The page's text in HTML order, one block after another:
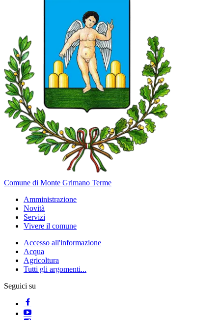
Comune di Monte Grimano Terme
Amministrazione
Novità
Servizi
Vivere il comune
Accesso all'informazione
Acqua
Agricoltura
Tutti gli argomenti...
Seguici su